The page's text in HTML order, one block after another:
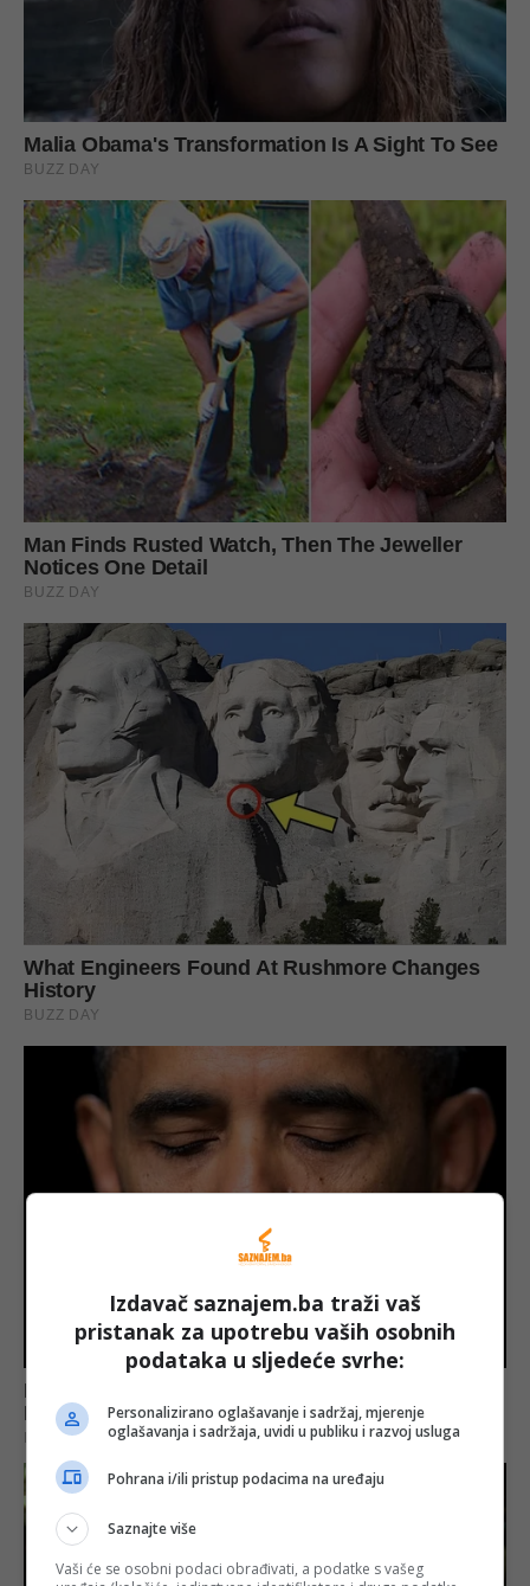
Izdavač saznajem.ba traži vaš
pristanak za upotrebu vaših osobnih
podataka u sljedeće svrhe:
Personalizirano oglašavanje i sadržaj, mjerenje
oglašavanja i sadržaja, uvidi u publiku i razvoj usluga
Pohrana i/ili pristup podacima na uređaju
Saznajte više
Vaši će se osobni podaci obrađivati, a podatke s vašeg